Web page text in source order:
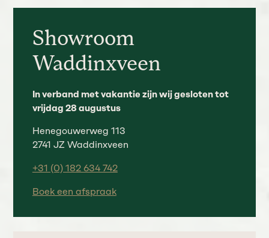
Showroom
Waddinxveen
In verband met vakantie zijn wij gesloten tot
vrijdag 28 augustus
Henegouwerweg 113
2741 JZ Waddinxveen
+31 (0) 182 634 742
Boek een afspraak